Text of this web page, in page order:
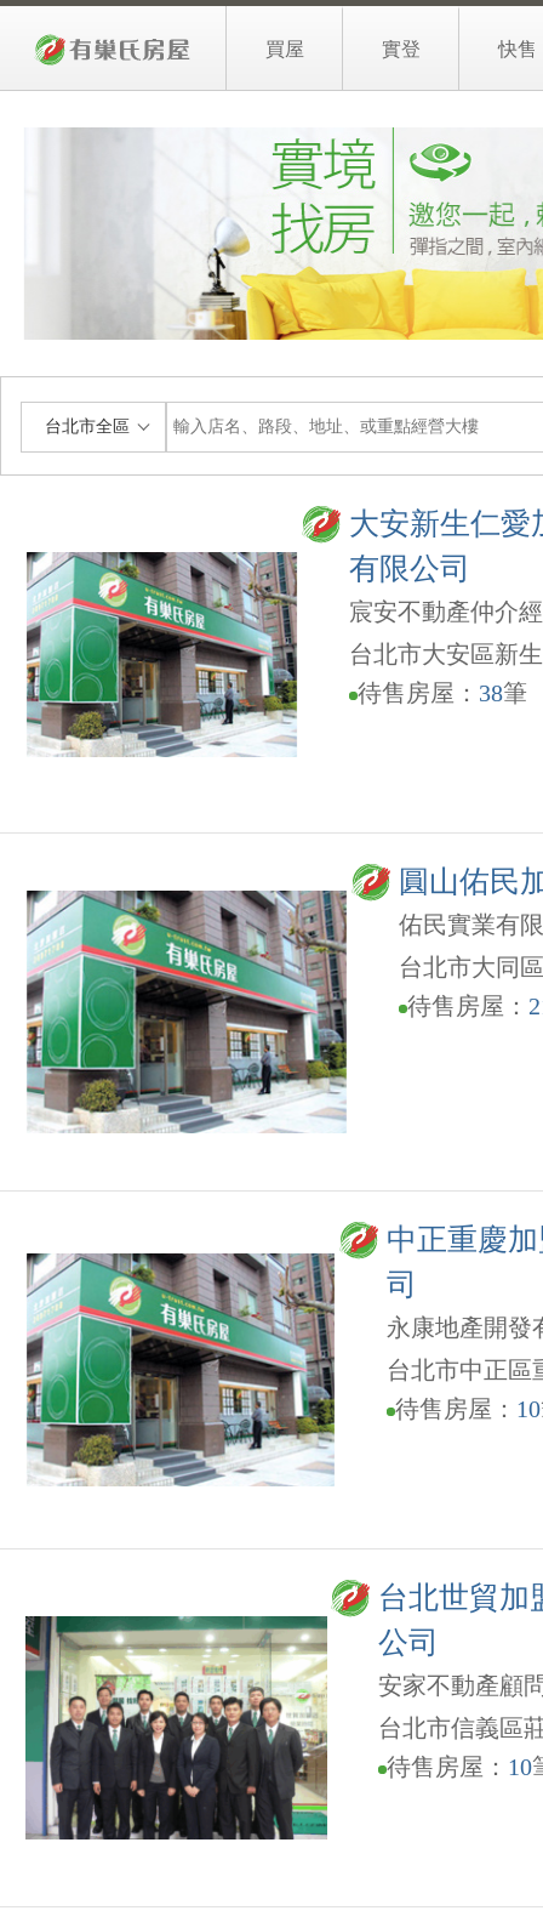
買屋 實登 快售
台北市全區
大安新生仁愛
有限公司
宸安不動產仲介
台北市大安區新
待售房屋： 38筆
圓山佑民
佑民實業有
台北市大同
待售房屋：
中正重慶
司
永康地產開發
台北市中正區
待售房屋： 10
台北世貿加
公司
安家不動產顧
台北市信義區
待售房屋： 10